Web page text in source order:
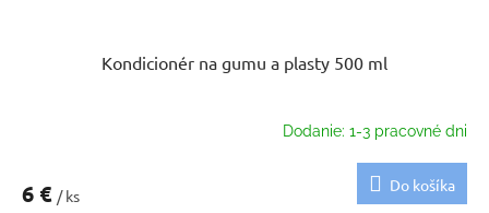
Kondicionér na gumu a plasty 500 ml
Dodanie: 1-3 pracovné dni
6 € / ks
Do košíka